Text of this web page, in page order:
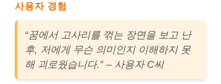
사용자 경험
“꿈에서 고사리를 꺾는 장면을 보고 난
후, 저에게 무슨 의미인지 이해하지 못
해 괴로웠습니다.” – 사용자 C씨